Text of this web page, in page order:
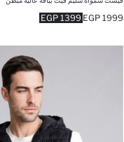
1399 EGP 1999 EGP